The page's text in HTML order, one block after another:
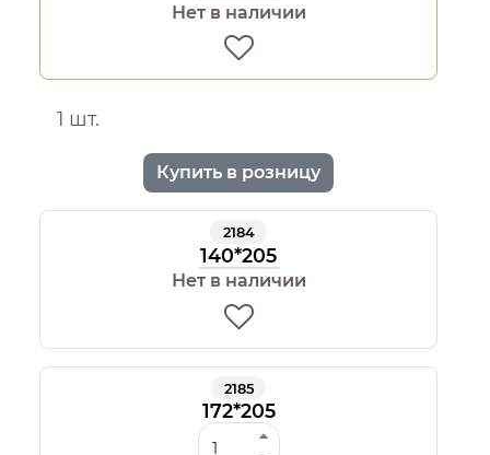
Нет в наличии
1 шт.
Купить в розницу
2184
140*205
Нет в наличии
2185
172*205